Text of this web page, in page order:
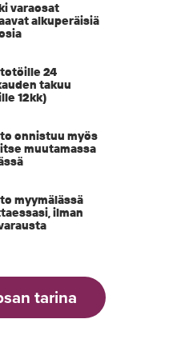
varaosat
alkuperäisiä
24
takuu
12kk)
onnistuu myös
muutamassa
myymälässä
ilman
tarina